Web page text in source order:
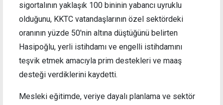
sigortalının yaklaşık 100 bininin yabancı uyruklu
olduğunu, KKTC vatandaşlarının özel sektördeki
oranının yüzde 50'nin altına düştüğünü belirten
Hasipoğlu, yerli istihdamı ve engelli istihdamını
teşvik etmek amacıyla prim destekleri ve maaş
desteği verdiklerini kaydetti.
Mesleki eğitimde, veriye dayalı planlama ve sektör